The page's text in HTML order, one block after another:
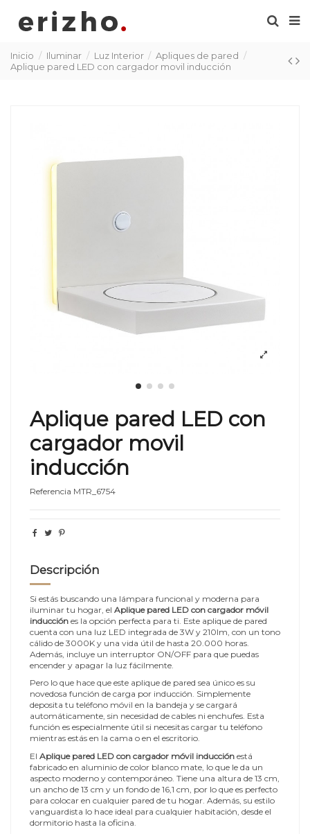
Inicio Iluminar Luz Interior
Apliques de pared
Aplique pared LED con cargador movil inducción
Aplique pared LED con
cargador movil
inducción
Referencia MTR_6754
Descripción
Si estás buscando una lámpara funcional y moderna para
iluminar tu hogar, el Aplique pared LED con cargador móvil
inducción es la opción perfecta para ti. Este aplique de pared
cuenta con una luz LED integrada de 3W y 210lm, con un tono
cálido de 3000K y una vida útil de hasta 20.000 horas.
Además, incluye un interruptor ON/OFF para que puedas
encender y apagar la luz fácilmente.
Pero lo que hace que este aplique de pared sea único es su
novedosa función de carga por inducción. Simplemente
deposita tu teléfono móvil en la bandeja y se cargará
automáticamente, sin necesidad de cables ni enchufes. Esta
función es especialmente útil si necesitas cargar tu teléfono
mientras estás en la cama o en el escritorio.
El Aplique pared LED con cargador móvil inducción está
fabricado en aluminio de color blanco mate, lo que le da un
aspecto moderno y contemporáneo. Tiene una altura de 13 cm,
un ancho de 13 cm y un fondo de 16,1 cm, por lo que es perfecto
para colocar en cualquier pared de tu hogar. Además, su estilo
vanguardista lo hace ideal para cualquier habitación, desde el
dormitorio hasta la oficina.